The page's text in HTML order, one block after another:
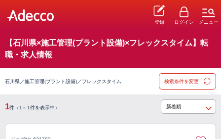
登録 ログイン メニュー
【石川県×施工管理(プラント設備)×フレックスタイム】転
職・求人情報
石川県／施工管理(プラント設備)／フレックスタイム 検索条件を変更
1件（1～1件を表示中）